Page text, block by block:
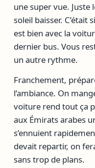
une super vue. Juste
soleil baisser.
est bien avec la
dernier bus. Vous
un autre rythme.
Franchement,
l’ambiance. On
voiture rend tout ça
aux Émirats arabes
s’ennuient
devait repartir, on
sans trop de plans.